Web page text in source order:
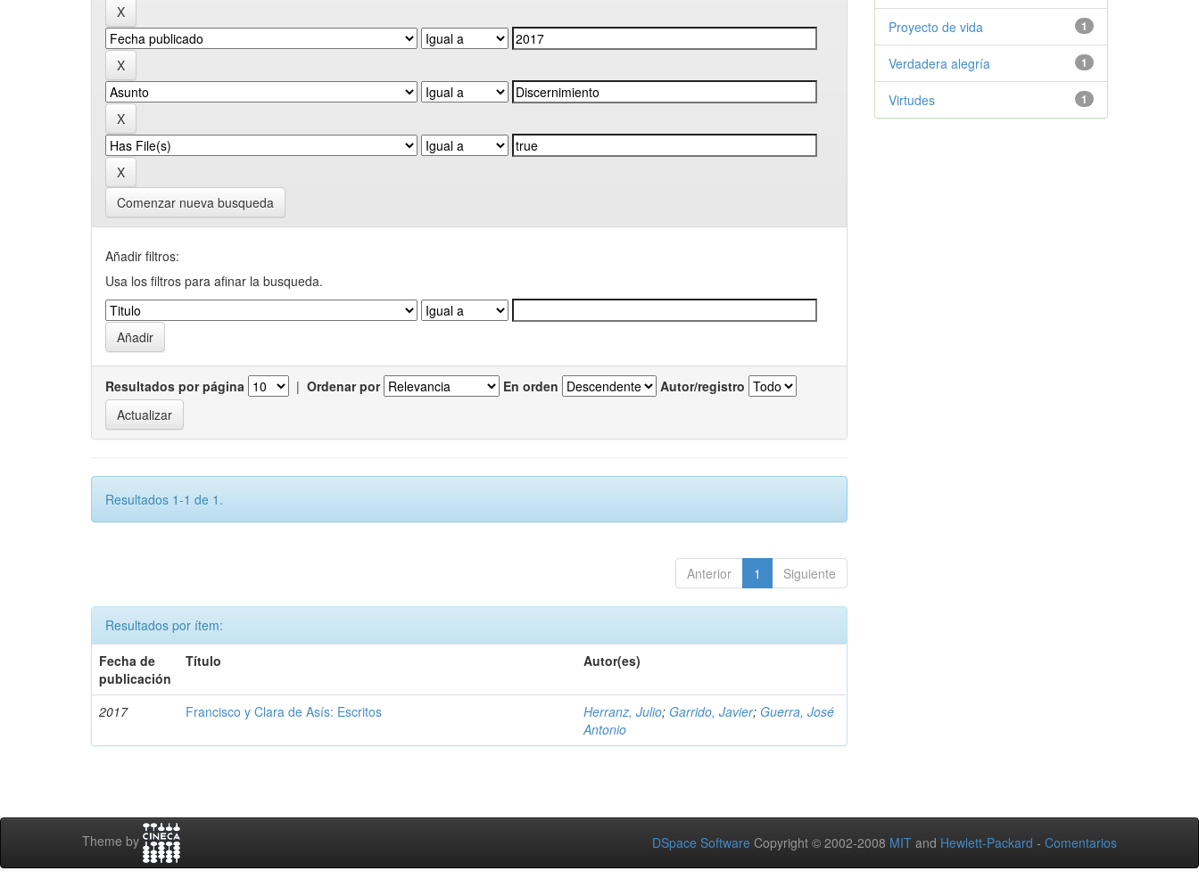
Comenzar nueva busqueda
Añadir filtros:
Usa los filtros para afinar la busqueda.
Resultados por página | Ordenar por En orden Autor/registro
Resultados 1-1 de 1.
Anterior 1 Siguiente
Resultados por ítem:
Fecha de
publicación
Título Autor(es)
2017 Francisco y Clara de Asís: Escritos Herranz, Julio; Garrido, Javier; Guerra, José
Antonio
1
Proyecto de vida
1
Verdadera alegría
1
Virtudes
Theme by DSpace Software Copyright © 2002-2008 MIT and Hewlett-Packard - Comentarios